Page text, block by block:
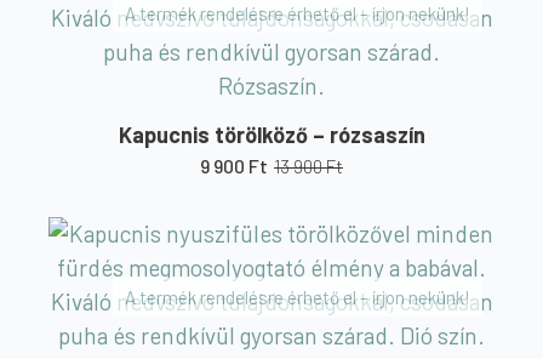
A termék rendelésre érhető el – írjon nekünk!
Kapucnis törölköző – rózsaszín
13 900Ft
Original
was:
13
900 Ft.
9 900 Ft Current
9
900 Ft.
A termék rendelésre érhető el – írjon nekünk!